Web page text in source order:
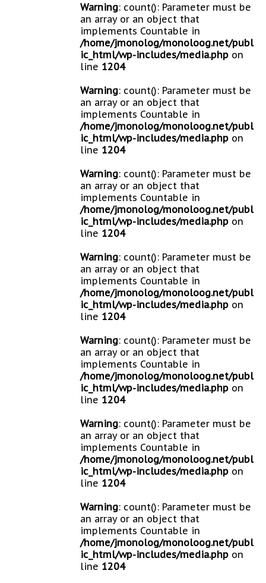
Warning: count(): Parameter must be
an array or an object that
implements Countable in
/home/jmonolog/monoloog.net/publ
ic_html/wp-includes/media.php on
line 1204
Warning: count(): Parameter must be
an array or an object that
implements Countable in
/home/jmonolog/monoloog.net/publ
ic_html/wp-includes/media.php on
line 1204
Warning: count(): Parameter must be
an array or an object that
implements Countable in
/home/jmonolog/monoloog.net/publ
ic_html/wp-includes/media.php on
line 1204
Warning: count(): Parameter must be
an array or an object that
implements Countable in
/home/jmonolog/monoloog.net/publ
ic_html/wp-includes/media.php on
line 1204
Warning: count(): Parameter must be
an array or an object that
implements Countable in
/home/jmonolog/monoloog.net/publ
ic_html/wp-includes/media.php on
line 1204
Warning: count(): Parameter must be
an array or an object that
implements Countable in
/home/jmonolog/monoloog.net/publ
ic_html/wp-includes/media.php on
line 1204
Warning: count(): Parameter must be
an array or an object that
implements Countable in
/home/jmonolog/monoloog.net/publ
ic_html/wp-includes/media.php on
line 1204